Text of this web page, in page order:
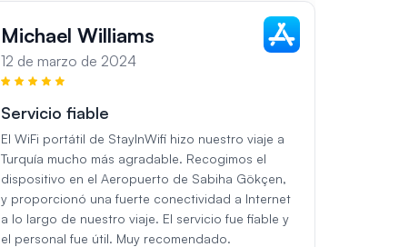
Michael Williams
12 de marzo de 2024
Servicio fiable
El WiFi portátil de StayInWifi hizo nuestro viaje a
Turquía mucho más agradable. Recogimos el
dispositivo en el Aeropuerto de Sabiha Gökçen,
y proporcionó una fuerte conectividad a Internet
a lo largo de nuestro viaje. El servicio fue fiable y
el personal fue útil. Muy recomendado.